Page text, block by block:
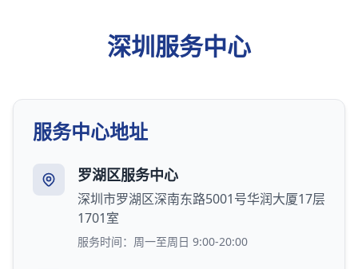
深圳服务中心
服务中心地址
罗湖区服务中心
深圳市罗湖区深南东路5001号华润大厦17层
1701室
服务时间：周一至周日 9:00-20:00